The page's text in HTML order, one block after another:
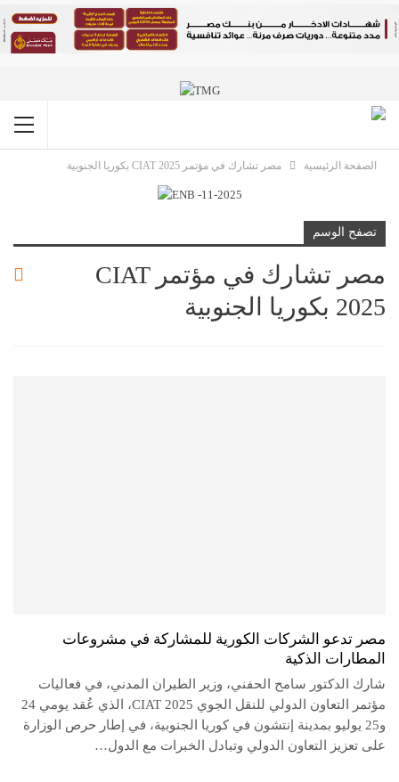
الصفحة الرئيسية مصر تشارك في مؤتمر CIAT 2025 بكوريا الجنوبية
تصفح الوسم
مصر تشارك في مؤتمر CIAT
2025 بكوريا الجنوبية
مصر تدعو الشركات الكورية للمشاركة في مشروعات
المطارات الذكية
شارك الدكتور سامح الحفني، وزير الطيران المدني، في فعاليات
مؤتمر التعاون الدولي للنقل الجوي CIAT 2025، الذي عُقد يومي 24
و25 يوليو بمدينة إنتشون في كوريا الجنوبية، في إطار حرص الوزارة
على تعزيز التعاون الدولي وتبادل الخبرات مع الدول…